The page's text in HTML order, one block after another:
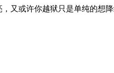
又或许你越狱只是单纯的想